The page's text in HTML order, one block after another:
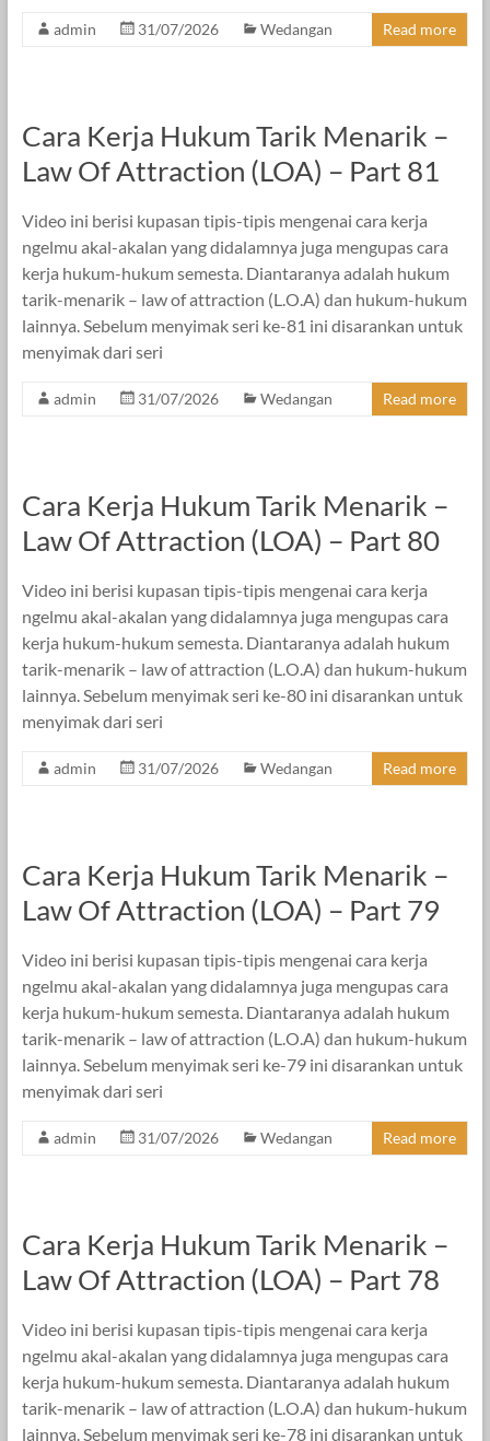
admin 31/07/2026 Wedangan Read more
Cara Kerja Hukum Tarik Menarik –
Law Of Attraction (LOA) – Part 81
Video ini berisi kupasan tipis-tipis mengenai cara kerja
ngelmu akal-akalan yang didalamnya juga mengupas cara
kerja hukum-hukum semesta. Diantaranya adalah hukum
tarik-menarik – law of attraction (L.O.A) dan hukum-hukum
lainnya. Sebelum menyimak seri ke-81 ini disarankan untuk
menyimak dari seri
admin 31/07/2026 Wedangan Read more
Cara Kerja Hukum Tarik Menarik –
Law Of Attraction (LOA) – Part 80
Video ini berisi kupasan tipis-tipis mengenai cara kerja
ngelmu akal-akalan yang didalamnya juga mengupas cara
kerja hukum-hukum semesta. Diantaranya adalah hukum
tarik-menarik – law of attraction (L.O.A) dan hukum-hukum
lainnya. Sebelum menyimak seri ke-80 ini disarankan untuk
menyimak dari seri
admin 31/07/2026 Wedangan Read more
Cara Kerja Hukum Tarik Menarik –
Law Of Attraction (LOA) – Part 79
Video ini berisi kupasan tipis-tipis mengenai cara kerja
ngelmu akal-akalan yang didalamnya juga mengupas cara
kerja hukum-hukum semesta. Diantaranya adalah hukum
tarik-menarik – law of attraction (L.O.A) dan hukum-hukum
lainnya. Sebelum menyimak seri ke-79 ini disarankan untuk
menyimak dari seri
admin 31/07/2026 Wedangan Read more
Cara Kerja Hukum Tarik Menarik –
Law Of Attraction (LOA) – Part 78
Video ini berisi kupasan tipis-tipis mengenai cara kerja
ngelmu akal-akalan yang didalamnya juga mengupas cara
kerja hukum-hukum semesta. Diantaranya adalah hukum
tarik-menarik – law of attraction (L.O.A) dan hukum-hukum
lainnya. Sebelum menyimak seri ke-78 ini disarankan untuk